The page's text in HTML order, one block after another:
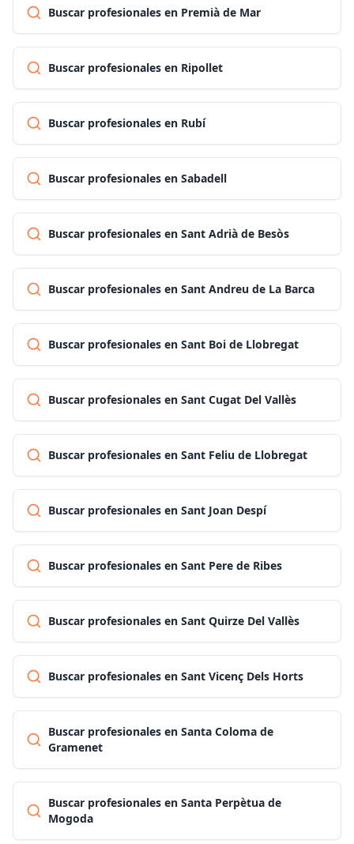
Buscar profesionales en Premià de Mar
Buscar profesionales en Ripollet
Buscar profesionales en Rubí
Buscar profesionales en Sabadell
Buscar profesionales en Sant Adrià de Besòs
Buscar profesionales en Sant Andreu de La Barca
Buscar profesionales en Sant Boi de Llobregat
Buscar profesionales en Sant Cugat Del Vallès
Buscar profesionales en Sant Feliu de Llobregat
Buscar profesionales en Sant Joan Despí
Buscar profesionales en Sant Pere de Ribes
Buscar profesionales en Sant Quirze Del Vallès
Buscar profesionales en Sant Vicenç Dels Horts
Buscar profesionales en Santa Coloma de
Gramenet
Buscar profesionales en Santa Perpètua de
Mogoda